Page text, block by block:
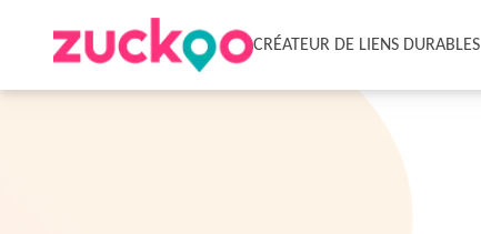
CRÉATEUR DE LIENS DURABLES